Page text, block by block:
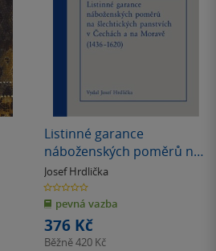
Listinné garance
náboženských poměrů na
šlechtických panstvích
(1436 - 1620)
Josef Hrdlička
0.0
z
5
hvězdiček
pevná vazba
376 Kč
Běžně420 Kč